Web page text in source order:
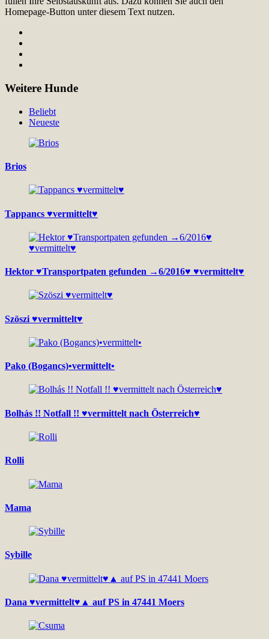
Homepage-Button unter diesem Text nutzen.
Weitere Hunde
Beliebt
Neueste
Brios
Tappancs ♥vermittelt♥
Hektor ♥Transportpaten gefunden →6/2016♥ ♥vermittelt♥
Szöszi ♥vermittelt♥
Pako (Bogancs)•vermittelt•
Bolhás !! Notfall !! ♥vermittelt nach Österreich♥
Rolli
Mama
Sybille
Dana ♥vermittelt♥▲ auf PS in 47441 Moers